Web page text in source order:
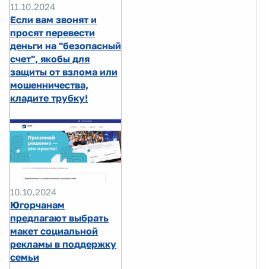
11.10.2024
Если вам звонят и
просят перевести
деньги на "безопасный
счет", якобы для
защиты от взлома или
мошенничества,
кладите трубку!
10.10.2024
Югорчанам
предлагают выбрать
макет социальной
рекламы в поддержку
семьи